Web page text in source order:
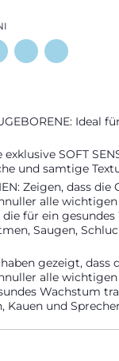
Ideal
exklusive SOFT
und samtige
Zeigen, dass die
alle
für ein
Saugen,
gezeigt, dass
alle
Wachstum
Kauen und